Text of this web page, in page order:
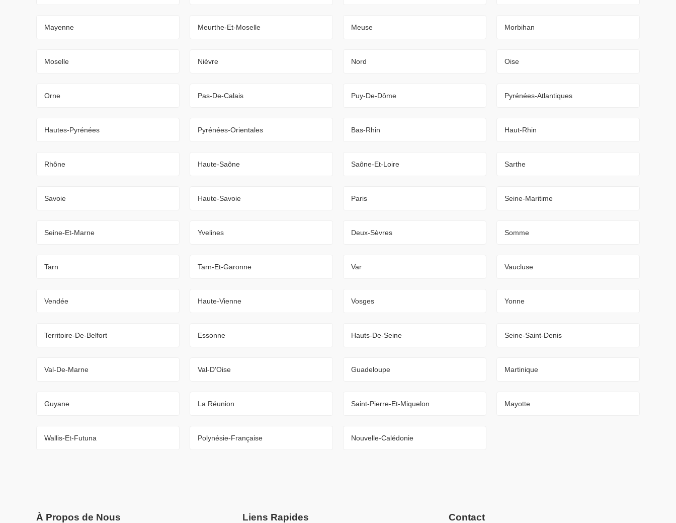
Mayenne Meurthe-Et-Moselle Meuse Morbihan
Moselle Nièvre Nord Oise
Orne Pas-De-Calais Puy-De-Dôme Pyrénées-Atlantiques
Hautes-Pyrénées Pyrénées-Orientales Bas-Rhin Haut-Rhin
Rhône Haute-Saône Saône-Et-Loire Sarthe
Savoie Haute-Savoie Paris Seine-Maritime
Seine-Et-Marne Yvelines Deux-Sèvres Somme
Tarn Tarn-Et-Garonne Var Vaucluse
Vendée Haute-Vienne Vosges Yonne
Territoire-De-Belfort Essonne Hauts-De-Seine Seine-Saint-Denis
Val-De-Marne Val-D'Oise Guadeloupe Martinique
Guyane La Réunion Saint-Pierre-Et-Miquelon Mayotte
Wallis-Et-Futuna Polynésie-Française Nouvelle-Calédonie
À Propos de Nous Liens Rapides Contact